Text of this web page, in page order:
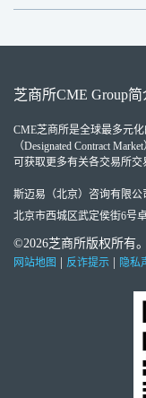
芝商所CME Group简
CME芝商所是全球最多元
（Designated Contract
可获取更多有关各交易所交
斯迈易（北京）咨询有限公
北京市西城区武定侯街6号
©2026芝商所版权所有
网站地图 反诈提示 隐私